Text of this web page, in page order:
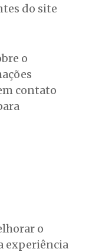
do site
o
contato
o
experiência